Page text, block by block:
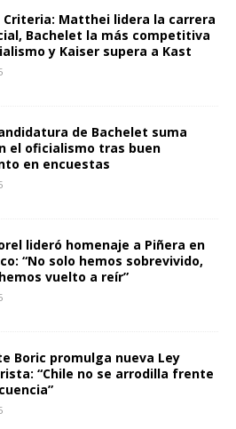
Criteria: Matthei lidera la carrera
Bachelet la más competitiva
y Kaiser supera a Kast
de Bachelet suma
el oficialismo tras buen
en encuestas
lideró homenaje a Piñera en
“No solo hemos sobrevivido,
vuelto a reír”
Boric promulga nueva Ley
“Chile no se arrodilla frente